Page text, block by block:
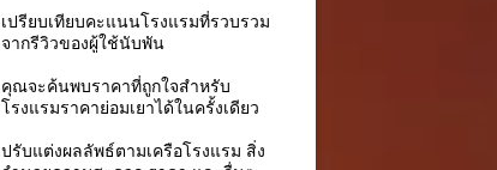
เปรียบเทียบคะแนนโรงแรมที่รวบรวม
จากรีวิวของผู้ใช้นับพัน
คุณจะค้นพบราคาที่ถูกใจสำหรับ
โรงแรมราคาย่อมเยาได้ในครั้งเดียว
ปรับแต่งผลลัพธ์ตามเครือโรงแรม สิ่ง